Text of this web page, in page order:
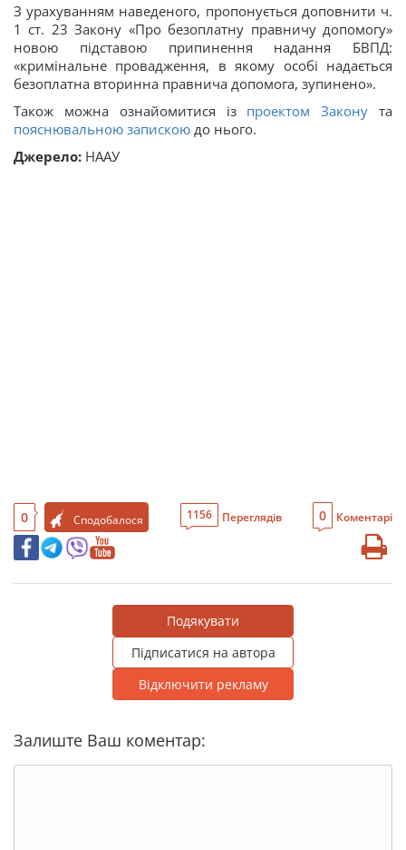
З урахуванням наведеного, пропонується доповнити ч.
1 ст. 23 Закону «Про безоплатну правничу допомогу»
новою підставою припинення надання БВПД:
«кримінальне провадження, в якому особі надається
безоплатна вторинна правнича допомога, зупинено».
Також можна ознайомитися із проектом Закону та
пояснювальною запискою до нього.
Джерело: НААУ
0 Сподобалося 1156 Переглядів 0 Коментарі
Подякувати
Підписатися на автора
Відключити рекламу
Залиште Ваш коментар: